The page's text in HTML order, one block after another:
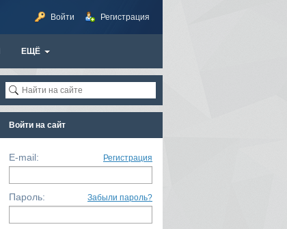
Войти Регистрация
ЕЩЁ
Войти на сайт
E-mail: Регистрация
Пароль: Забыли пароль?